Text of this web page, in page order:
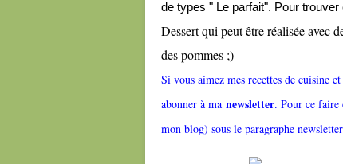
de types " Le parfait". Pour
Dessert qui peut être réalisée avec
des pommes ;)
Si vous aimez mes recettes de cuisine
abonner à ma newsletter. Pour ce faire
mon blog) sous le paragraphe